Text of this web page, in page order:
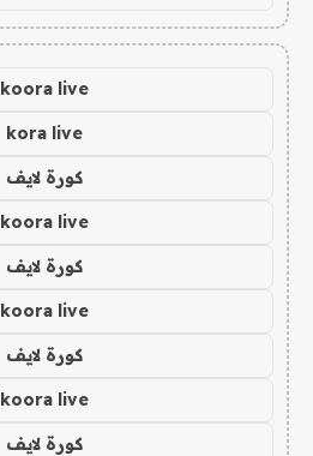
koora live
kora live
كورة لايف
koora live
كورة لايف
koora live
كورة لايف
koora live
كورة لايف